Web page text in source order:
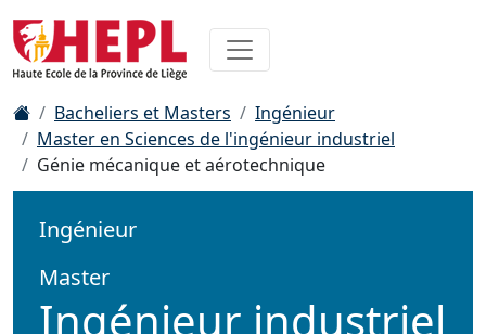
Bacheliers et Masters
Ingénieur
Master en Sciences de l'ingénieur industriel
Génie mécanique et aérotechnique
Ingénieur
Master
Ingénieur industriel